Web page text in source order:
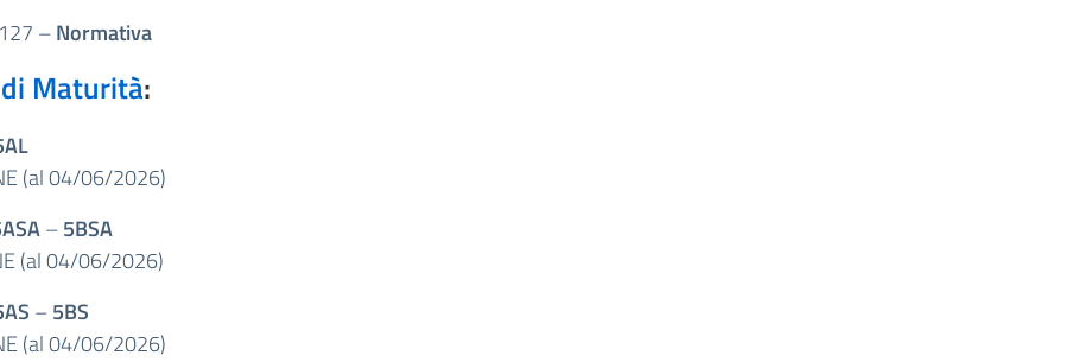
–Normativa
Maturità:
(al 04/06/2026)
–5BSA
(al 04/06/2026)
–5BS
(al 04/06/2026)